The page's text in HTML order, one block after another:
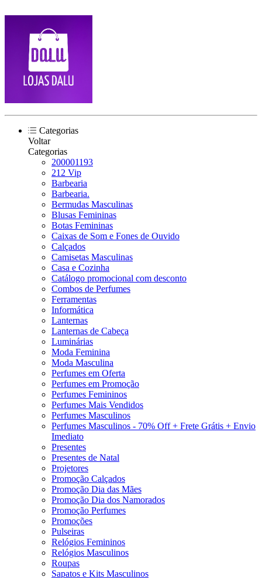
Categorias
Voltar
Categorias
200001193
212 Vip
Barbearia
Barbearia.
Bermudas Masculinas
Blusas Femininas
Botas Femininas
Caixas de Som e Fones de Ouvido
Calçados
Camisetas Masculinas
Casa e Cozinha
Catálogo promocional com desconto
Combos de Perfumes
Ferramentas
Informática
Lanternas
Lanternas de Cabeça
Luminárias
Moda Feminina
Moda Masculina
Perfumes em Oferta
Perfumes em Promoção
Perfumes Femininos
Perfumes Mais Vendidos
Perfumes Masculinos
Perfumes Masculinos - 70% Off + Frete Grátis + Envio
Imediato
Presentes
Presentes de Natal
Projetores
Promoção Calçados
Promoção Dia das Mães
Promoção Dia dos Namorados
Promoção Perfumes
Promoções
Pulseiras
Relógios Femininos
Relógios Masculinos
Roupas
Sapatos e Kits Masculinos